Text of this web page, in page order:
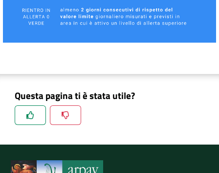
Questa pagina ti è stata utile?
Spiegaci perchè, e aiutaci a migliorare il servizio